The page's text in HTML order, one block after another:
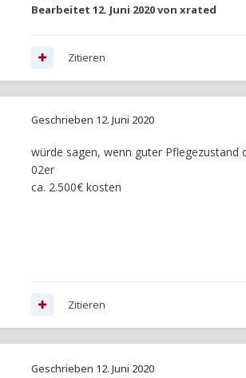
Bearbeitet 12. Juni 2020von xrated
Zitieren
Geschrieben 12. Juni 2020
würde sagen, wenn guter Pflegezustand
02er
ca. 2.500€ kosten
Zitieren
Geschrieben 12. Juni 2020